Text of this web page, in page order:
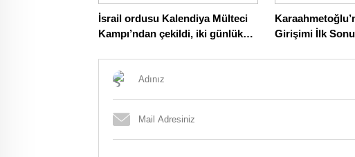
İsrail ordusu Kalendiya Mülteci
Kampı’ndan çekildi, iki günlük
Girişimi İlk